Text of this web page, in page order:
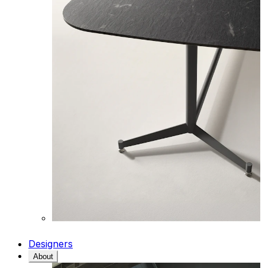
Designers
About